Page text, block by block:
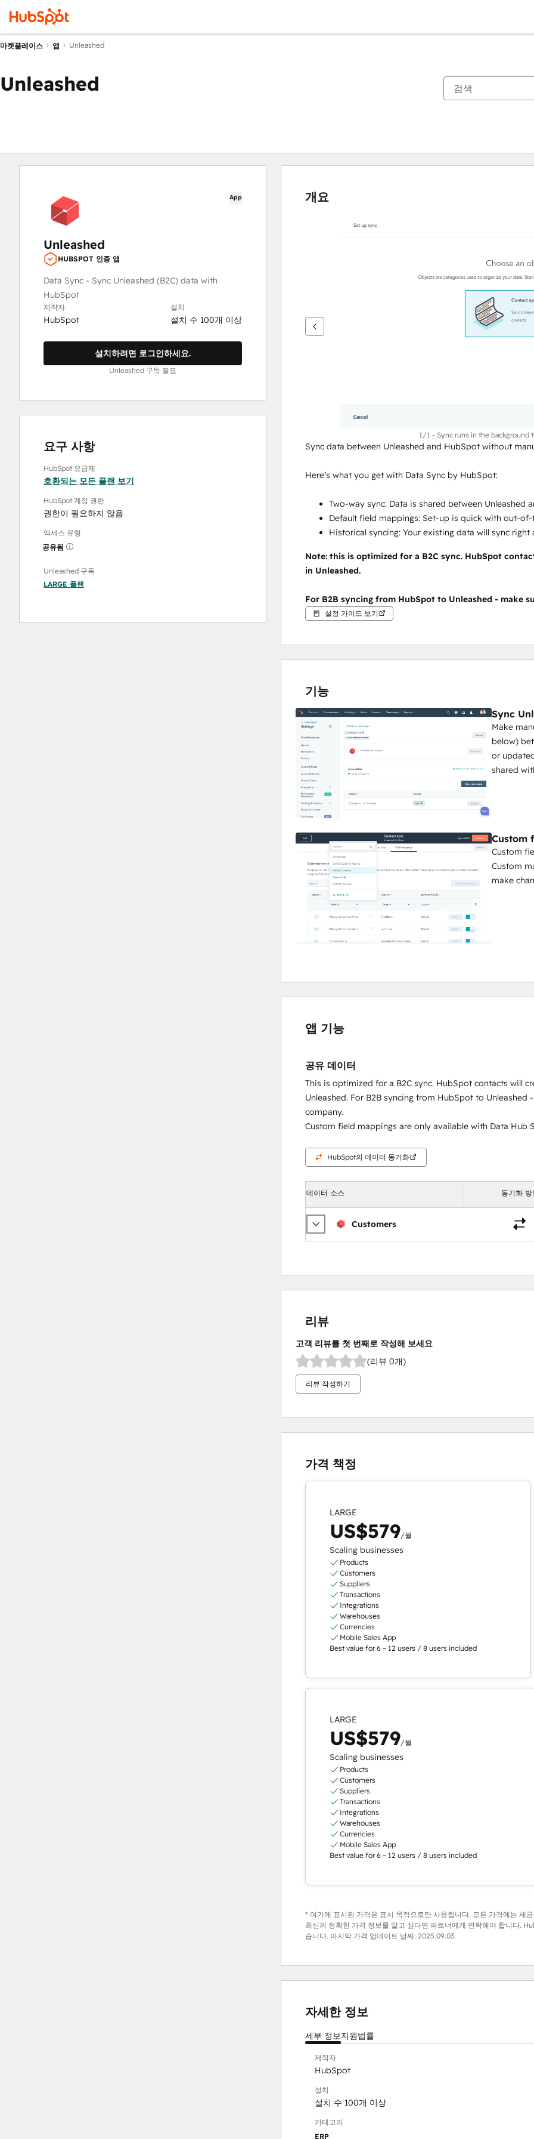
마켓플레이스 앱 Unleashed
Unleashed
App
Unleashed
HUBSPOT 인증 앱
Data Sync - Sync Unleashed (B2C) data with
HubSpot
제작자
HubSpot
설치
설치 수 100개 이상
설치하려면 로그인하세요.
Unleashed 구독 필요
요구 사항
HubSpot 요금제
호환되는 모든 플랜 보기
HubSpot 계정 권한
권한이 필요하지 않음
액세스 유형
공유됨
Unleashed 구독
LARGE 플랜
개요
면
화
십
오.
1/1 - Sync runs in the background
Sync data between Unleashed and HubSpot without
Here’s what you get with Data Sync by HubSpot:
Two-way sync: Data is shared between Unleashed
Default field mappings: Set-up is quick with out-
Historical syncing: Your existing data will sync
Note: this is optimized for a B2C sync. HubSpot
in Unleashed.
For B2B syncing from HubSpot to Unleashed - make
설정 가이드 보기
기능
Sync
Make
below)
or
shared
Custom
Custom
Custom
make
앱 기능
공유 데이터
This is optimized for a B2C sync. HubSpot contacts will
Unleashed. For B2B syncing from HubSpot to
company.
Custom field mappings are only available with Data Hub
HubSpot의 데이터 동기화
데이터 소스 동기화 방
Customers
리뷰
고객 리뷰를 첫 번째로 작성해 보세요
(리뷰 0개)
리뷰 작성하기
가격 책정
LARGE
US$579/월
Scaling businesses
Products
Customers
Suppliers
Transactions
Integrations
Warehouses
Currencies
Mobile Sales App
Best value for 6 – 12 users / 8 users included
LARGE
US$579/월
Scaling businesses
Products
Customers
Suppliers
Transactions
Integrations
Warehouses
Currencies
Mobile Sales App
Best value for 6 – 12 users / 8 users included
* 여기에 표시된 가격은 표시 목적으로만 사용됩니다. 모든 가격에는 세
최신의 정확한 가격 정보를 알고 싶다면 파트너에게 연락해야 합니다.
습니다. 마지막 가격 업데이트 날짜: 2025.09.03.
자세한 정보
세부 정보지원법률
제작자
HubSpot
설치
설치 수 100개 이상
카테고리
ERP